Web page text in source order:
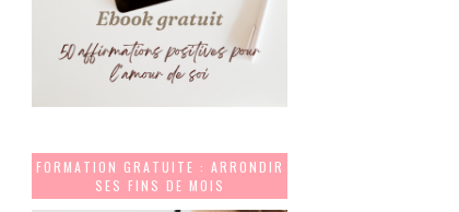
FORMATION GRATUITE : ARRONDIR
SES FINS DE MOIS